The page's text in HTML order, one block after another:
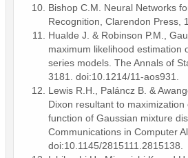
Bishop C.M. Neural Networks
Recognition, Clarendon Press,
Hualde J. & Robinson P.M.,
maximum likelihood estimation
series models. The Annals of
3181. doi:10.1214/11-aos931.
Lewis R.H., Paláncz B. &
Dixon resultant to maximization
function of Gaussian mixture
Communications in Computer
doi:10.1145/2815111.2815138.